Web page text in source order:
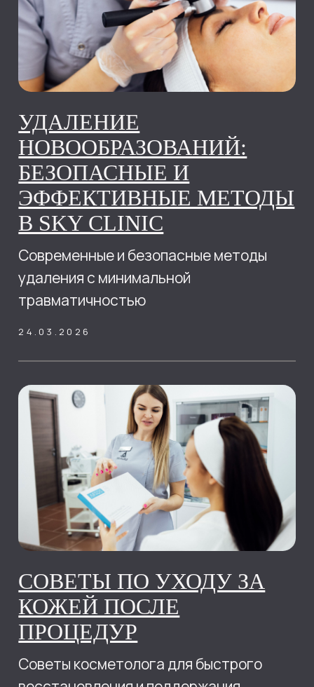
03.03.2026
КАК ВЫБРАТЬ
ПОДХОДЯЩУЮ
ПРОЦЕДУРУ ДЛЯ ВАШЕЙ
КОЖИ?
Как выбрать косметологическую
процедуру для вашей кожи,
индивидуальный подход и
профессиональный подбор решений
МЕТОДОВ
КОСМЕТОЛОГИИ
Современная косметология — это
гармоничное сочетание науки,
эстетики и заботы о здоровье.